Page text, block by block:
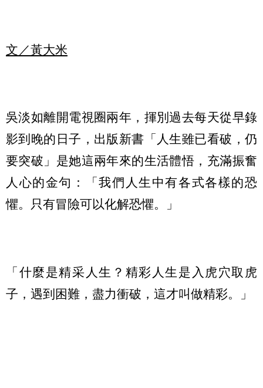
文／黃大米
吳淡如離開電視圈兩年，揮別過去每天從早錄
影到晚的日子，出版新書「人生雖已看破，仍
要突破」是她這兩年來的生活體悟，充滿振奮
人心的金句：「我們人生中有各式各樣的恐
懼。只有冒險可以化解恐懼。」
「什麼是精采人生？精彩人生是入虎穴取虎
子，遇到困難，盡力衝破，這才叫做精彩。」